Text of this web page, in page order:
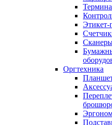
Этикет-
Оргтехника